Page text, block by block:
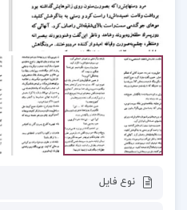
نوع فایل